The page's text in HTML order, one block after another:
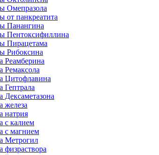
Омепразола
от панкреатита
Панангина
Пентоксифиллина
Пирацетама
Рибоксина
Реамберина
Ремаксола
Цитофлавина
Гептрала
Дексаметазона
железа
натрия
с калием
с магнием
Метрогил
физраствора